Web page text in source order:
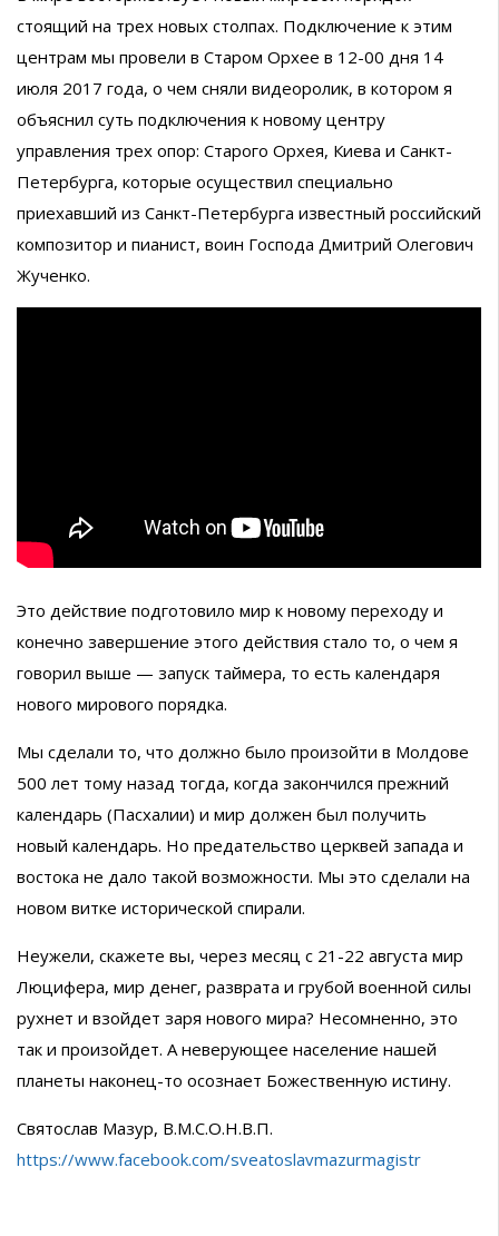
стоящий на трех новых столпах. Подключение к этим
центрам мы провели в Старом Орхее в 12-00 дня 14
июля 2017 года, о чем сняли видеоролик, в котором я
объяснил суть подключения к новому центру
управления трех опор: Старого Орхея, Киева и Санкт-
Петербурга, которые осуществил специально
приехавший из Санкт-Петербурга известный российский
композитор и пианист, воин Господа Дмитрий Олегович
Жученко.
Это действие подготовило мир к новому переходу и
конечно завершение этого действия стало то, о чем я
говорил выше — запуск таймера, то есть календаря
нового мирового порядка.
Мы сделали то, что должно было произойти в Молдове
500 лет тому назад тогда, когда закончился прежний
календарь (Пасхалии) и мир должен был получить
новый календарь. Но предательство церквей запада и
востока не дало такой возможности. Мы это сделали на
новом витке исторической спирали.
Неужели, скажете вы, через месяц с 21-22 августа мир
Люцифера, мир денег, разврата и грубой военной силы
рухнет и взойдет заря нового мира? Несомненно, это
так и произойдет. А неверующее население нашей
планеты наконец-то осознает Божественную истину.
Святослав Мазур, В.М.С.О.Н.В.П.
https://www.facebook.com/sveatoslavmazurmagistr